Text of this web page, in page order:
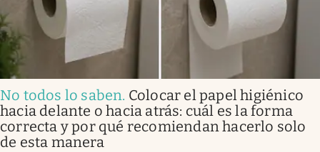
No todos lo saben. Colocar el papel higiénico
hacia delante o hacia atrás: cuál es la forma
correcta y por qué recomiendan hacerlo solo
de esta manera